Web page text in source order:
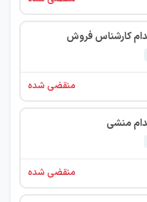
کارشناس فروش
منقضی شده
منشی
منقضی شده